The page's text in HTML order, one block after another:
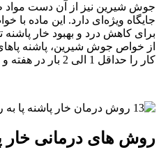
جوش شیرین نیز از آن دست
جایگاه ویژه‌ای دارد. این ماده با
برای کاهش درد و بهبود خار
از خواص جوش شیرین، پاشنه
کار را حداقل 1 الی 2 بار در هفته و به‌صورت منظم دنبال کنید.
روش های درمانی خار